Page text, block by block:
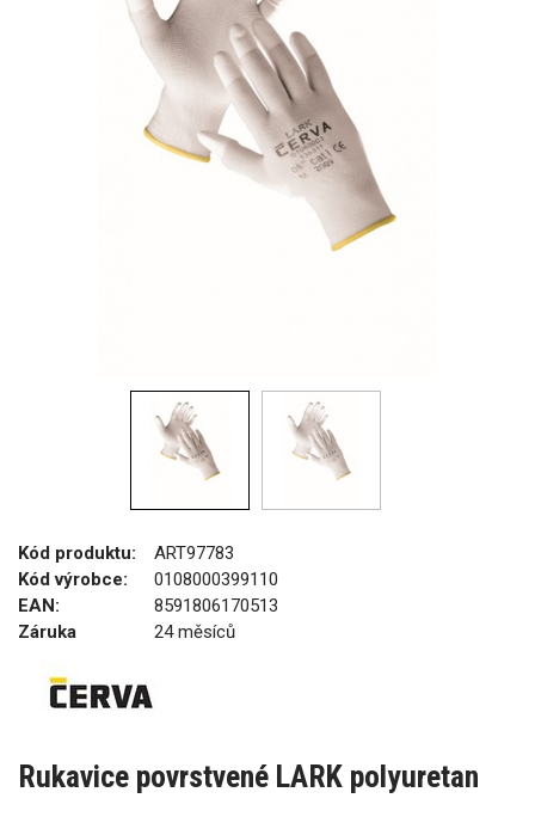
Kód produktu:
ART97783
Kód výrobce:
0108000399110
EAN:
8591806170513
Záruka
24 měsíců
Rukavice povrstvené LARK polyuretan